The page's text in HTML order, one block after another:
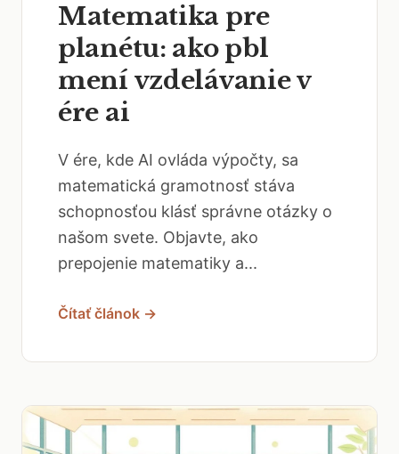
Matematika pre
planétu: ako pbl
mení vzdelávanie v
ére ai
V ére, kde AI ovláda výpočty, sa
matematická gramotnosť stáva
schopnosťou klásť správne otázky o
našom svete. Objavte, ako
prepojenie matematiky a...
Čítať článok →